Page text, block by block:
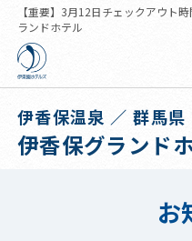
【重要】3月12日チェックアウト
ランドホテル
伊香保温泉 ／ 群馬県
伊香保グランド
お